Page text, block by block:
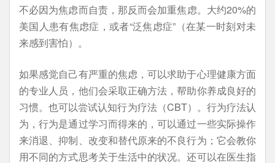
不必因为焦虑而自责，那反而会加重焦虑。大约20%的
美国人患有焦虑症，或者“泛焦虑症”（在某一时刻对未
来感到害怕）。
如果感觉自己有严重的焦虑，可以求助于心理健康方面
的专业人员，他们会采取正确方法，帮助你养成良好的
习惯。也可以尝试认知行为疗法（CBT）。行为疗法认
为，行为是通过学习而得来的，可以通过一些实际操作
来消退、抑制、改变和替代原来的不良行为；它会教你
用不同的方式思考关于生活中的状况。还可以在医生指